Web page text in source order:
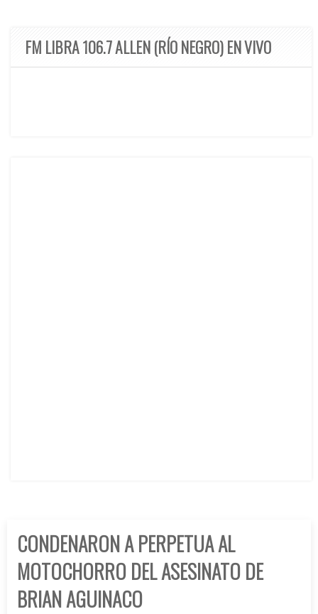
FM LIBRA 106.7 ALLEN (RÍO NEGRO) EN VIVO
CONDENARON A PERPETUA AL
MOTOCHORRO DEL ASESINATO DE
BRIAN AGUINACO